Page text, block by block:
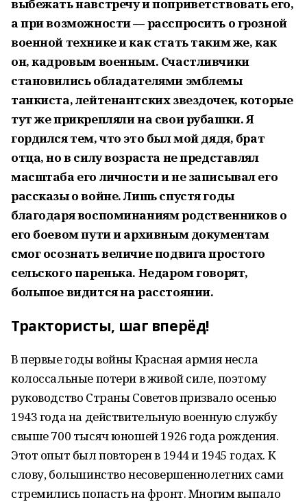
выбежать навстречу и поприветствовать его,
а при возможности — расспросить о грозной
военной технике и как стать таким же, как
он, кадровым военным. Счастливчики
становились обладателями эмблемы
танкиста, лейтенантских звездочек, которые
тут же прикрепляли на свои рубашки. Я
гордился тем, что это был мой дядя, брат
отца, но в силу возраста не представлял
масштаба его личности и не записывал его
рассказы о войне. Лишь спустя годы
благодаря воспоминаниям родственников о
его боевом пути и архивным документам
смог осознать величие подвига простого
сельского паренька. Недаром говорят,
большое видится на расстоянии.
Трактористы, шаг вперёд!
В первые годы войны Красная армия несла
колоссальные потери в живой силе, поэтому
руководство Страны Советов призвало осенью
1943 года на действительную военную службу
свыше 700 тысяч юношей 1926 года рождения.
Этот опыт был повторен в 1944 и 1945 годах. К
слову, большинство несовершеннолетних сами
стремились попасть на фронт. Многим выпало